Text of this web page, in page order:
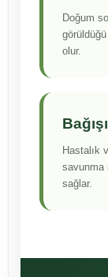
Doğum
olur.
Hastalık
savunma
sağlar.